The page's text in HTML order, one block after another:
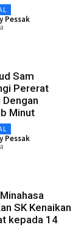
Pessak
Sam
Pererat
Minut
Pessak
SK Kenaikan
kepada 14